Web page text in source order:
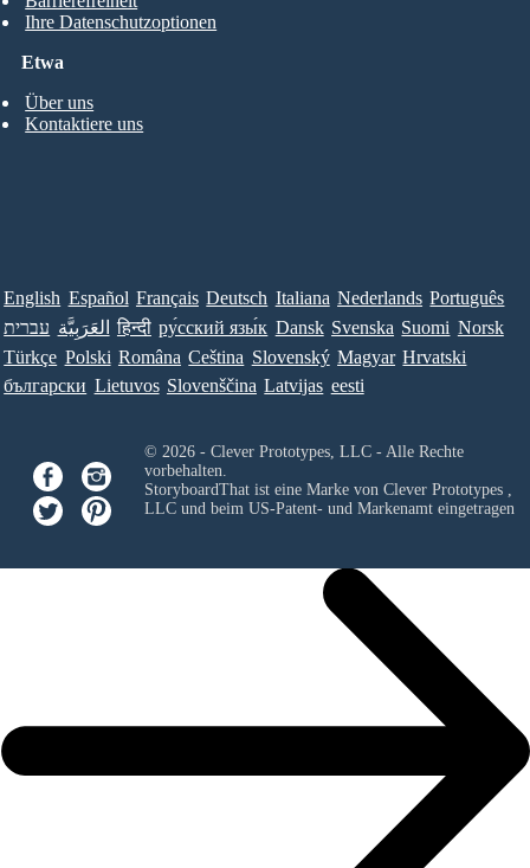
Etwa
Über uns
Kontaktiere uns
Ihre Datenschutzoptionen
English Español Français Deutsch Italiana Nederlands Português
עברית العَرَبِيَّة हिन्दी ру́сский язы́к Dansk Svenska Suomi Norsk
Türkçe Polski Româna Ceština Slovenský Magyar Hrvatski
български Lietuvos Slovenščina Latvijas eesti
© 2026 - Clever Prototypes, LLC - Alle Rechte
vorbehalten.
StoryboardThat ist eine Marke von Clever Prototypes ,
LLCund beim US-Patent- und Markenamt eingetragen